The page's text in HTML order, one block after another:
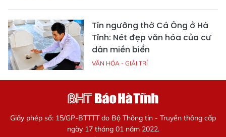
Tín ngưỡng thờ Cá Ông ở Hà
Tĩnh: Nét đẹp văn hóa của cư
dân miền biển
VĂN HÓA - GIẢI TRÍ
Giấy phép số: 15/GP-BTTTT do Bộ Thông tin - Truyền thông cấp
ngày 17 tháng 01 năm 2022.